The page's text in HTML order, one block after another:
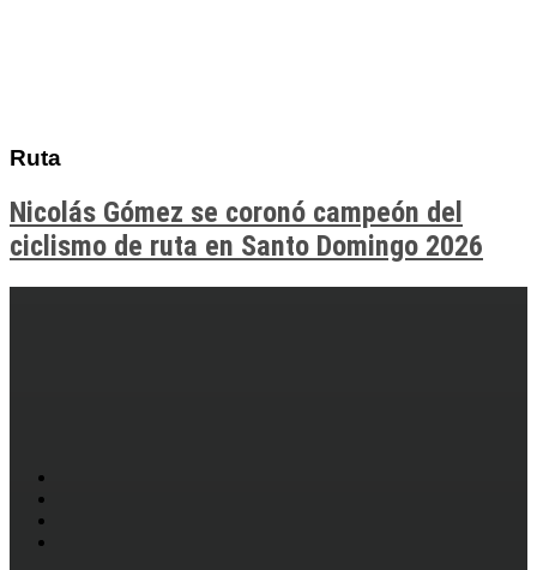
Ruta
Nicolás Gómez se coronó campeón del
ciclismo de ruta en Santo Domingo 2026